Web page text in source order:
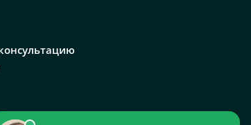
персональных данных